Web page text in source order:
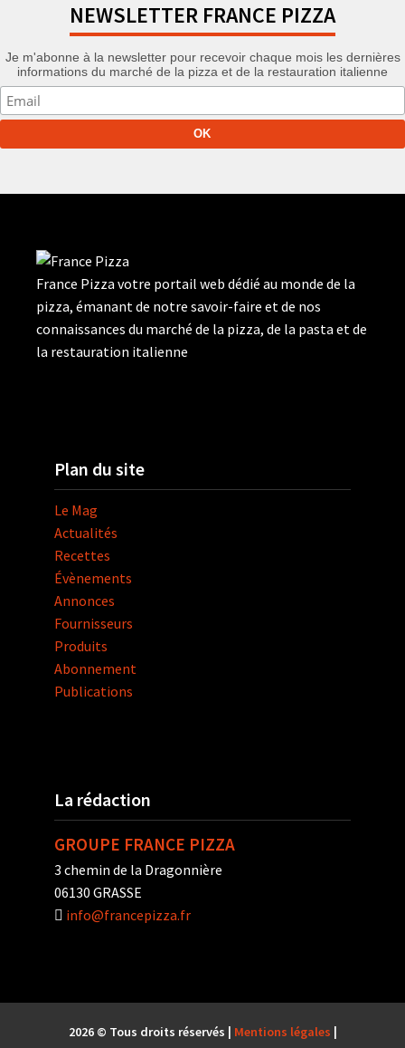
NEWSLETTER FRANCE PIZZA
Je m'abonne à la newsletter pour recevoir chaque mois les dernières
informations du marché de la pizza et de la restauration italienne
France Pizza votre portail web dédié au monde de la
pizza, émanant de notre savoir-faire et de nos
connaissances du marché de la pizza, de la pasta et de
la restauration italienne
Plan du site
Le Mag
Actualités
Recettes
Évènements
Annonces
Fournisseurs
Produits
Abonnement
Publications
La rédaction
GROUPE FRANCE PIZZA
3 chemin de la Dragonnière
06130 GRASSE
info@francepizza.fr
2026 © Tous droits réservés | Mentions légales |